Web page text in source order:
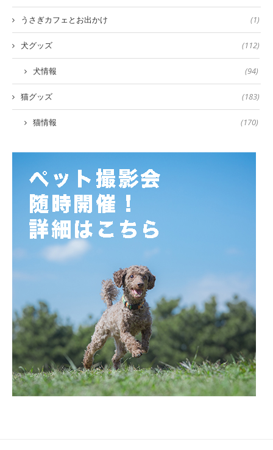
うさぎカフェとお出かけ (1)
犬グッズ (112)
犬情報 (94)
猫グッズ (183)
猫情報 (170)